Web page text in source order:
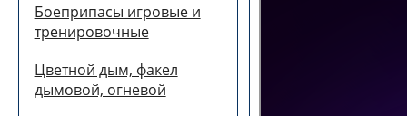
Боеприпасы игровые и
тренировочные
Цветной дым, факел
дымовой, огневой